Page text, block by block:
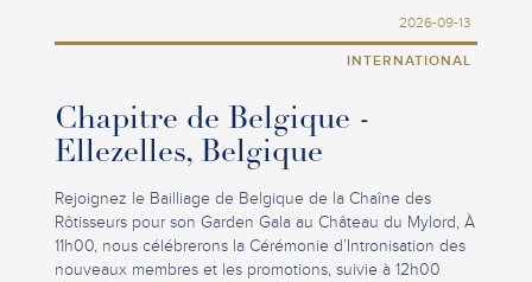
2026-09-13
INTERNATIONAL
Chapitre de Belgique -
Ellezelles, Belgique
Rejoignez le Bailliage de Belgique de la Chaîne des
Rôtisseurs pour son Garden Gala au Château du Mylord, À
11h00, nous célébrerons la Cérémonie d’Intronisation des
nouveaux membres et les promotions, suivie à 12h00